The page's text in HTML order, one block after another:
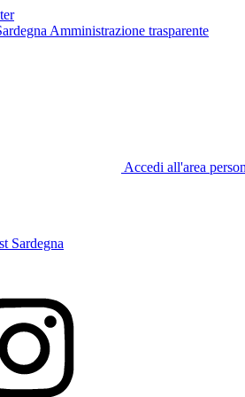
Amministrazione trasparente
Accedi all'area
Sardegna